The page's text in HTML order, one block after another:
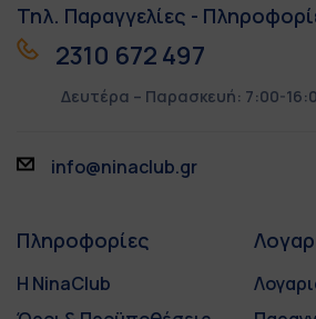
Τηλ. Παραγγελίες -
2310 672 497
Δευτέρα – Παρασκευή: 7:00-
info@ninaclub.gr
Πληροφορίες
Η NinaClub